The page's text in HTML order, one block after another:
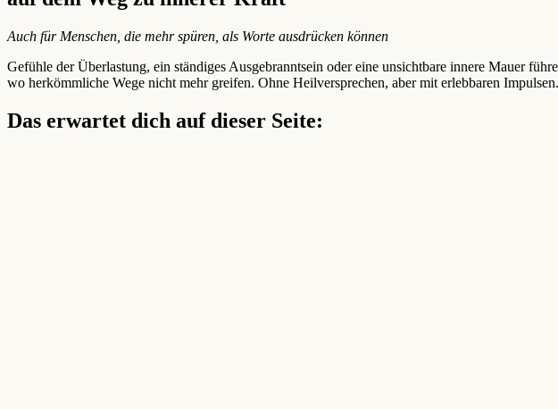
Auch für Menschen, die mehr spüren, als Worte ausdrücken können
Gefühle der Überlastung, ein ständiges Ausgebranntsein oder eine unsichtbare innere Mauer
wo herkömmliche Wege nicht mehr greifen. Ohne Heilversprechen, aber mit erlebbaren Impulsen.
Das erwartet dich auf dieser Seite: